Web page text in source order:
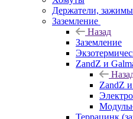
Держатели,
Заземление
Назад
Заземление
ZandZ и
ZandZ
Террацинк